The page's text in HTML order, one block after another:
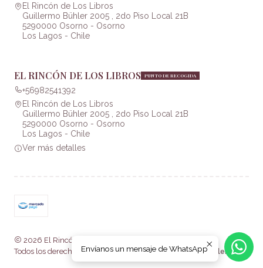
El Rincón de Los Libros
Guillermo Bühler 2005 , 2do Piso Local 21B
5290000 Osorno - Osorno
Los Lagos - Chile
EL RINCÓN DE LOS LIBROS PUNTO DE RECOGIDA
+56982541392
El Rincón de Los Libros
Guillermo Bühler 2005 , 2do Piso Local 21B
5290000 Osorno - Osorno
Los Lagos - Chile
Ver más detalles
2026 El Rincón de Los Libros .
Todos los derechos reservados.Desarrollado por Jumpseller
Envíanos un mensaje de WhatsApp